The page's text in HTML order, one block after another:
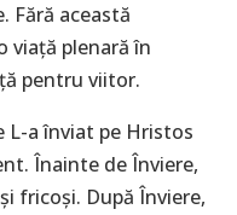
Fără această
viață plenară în
pentru viitor.
L-a înviat pe Hristos
Înainte de Înviere,
fricoși. După Înviere,